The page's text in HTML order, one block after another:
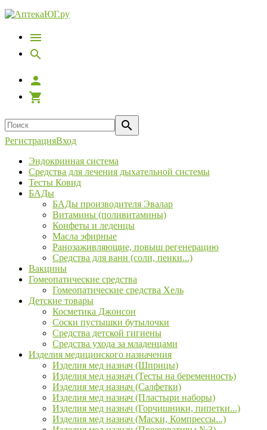
РегистрацияВход
Эндокринная система
Средства для лечения дыхательной системы
Тесты Ковид
БАДы
БАДы производителя Эвалар
Витамины (поливитамины)
Конфеты и леденцы
Масла эфирные
Ранозаживляющие, повыш регенерацию
Средства для ванн (соли, пенки...)
Вакцины
Гомеопатические средства
Гомеопатические средства Хель
Детские товары
Косметика Джонсон
Соски пустышки бутылочки
Средства детской гигиены
Средства ухода за младенцами
Изделия медицинского назначения
Изделия мед назнач (Шприцы)
Изделия мед назнач (Тесты на беременность)
Изделия мед назнач (Салфетки)
Изделия мед назнач (Пластыри наборы)
Изделия мед назнач (Горчишники, пипетки...)
Изделия мед назнач (Маски, Компрессы...)